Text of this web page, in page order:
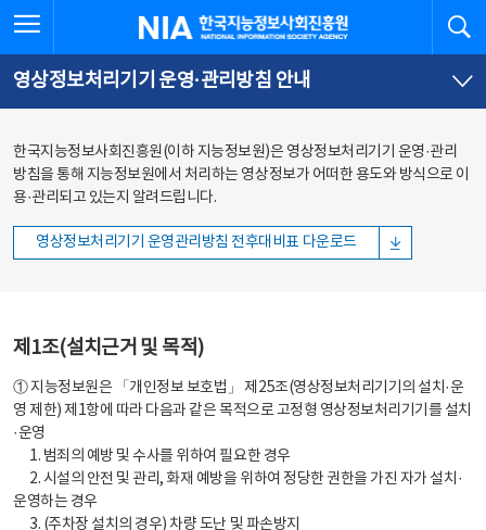
문
로
가
체
뉴
바
가
한국지능정보사회진흥원
영상정보처리기기 운영·관리방침 안내
한국지능정보사회진흥원(이하 지능정보원)은 영상정보처리기기 운영·관리
방침을 통해 지능정보원에서 처리하는 영상정보가 어떠한 용도와 방식으로 이
용·관리되고 있는지 알려드립니다.
영상정보처리기기 운영관리방침 전후대비표 다운로드
제1조(설치근거 및 목적)
① 지능정보원은 「개인정보 보호법」 제25조(영상정보처리기기의 설치·운
영 제한) 제1항에 따라 다음과 같은 목적으로 고정형 영상정보처리기기를 설치
·운영
1. 범죄의 예방 및 수사를 위하여 필요한 경우
2. 시설의 안전 및 관리, 화재 예방을 위하여 정당한 권한을 가진 자가 설치·
운영하는 경우
3. (주차장 설치의 경우) 차량 도난 및 파손방지